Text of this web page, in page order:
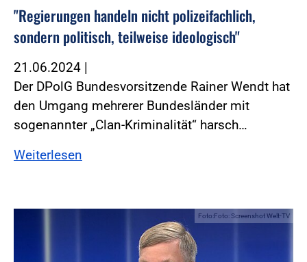
"Regierungen handeln nicht polizeifachlich,
sondern politisch, teilweise ideologisch"
21.06.2024 |
Der DPolG Bundesvorsitzende Rainer Wendt hat
den Umgang mehrerer Bundesländer mit
sogenannter „Clan-Kriminalität“ harsch…
Weiterlesen
Foto:Foto: Screenshot Welt-TV